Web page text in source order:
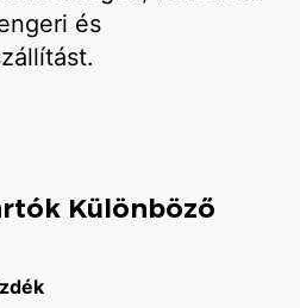
és
Különböző